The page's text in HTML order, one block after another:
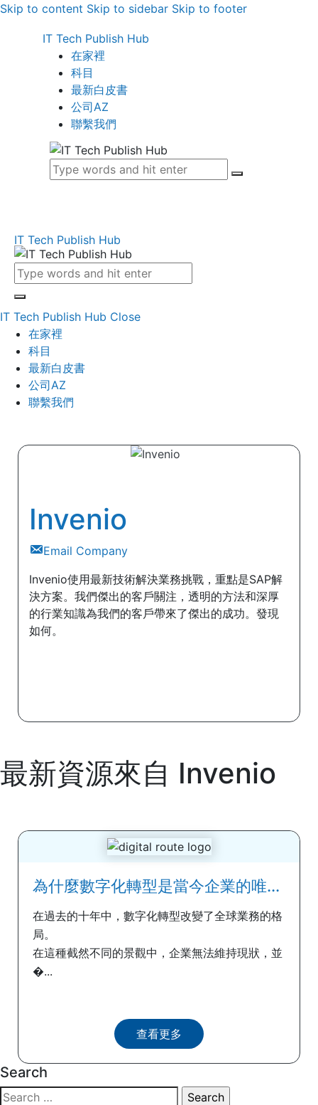
Skip to content Skip to sidebar Skip to footer
IT Tech Publish Hub
在家裡
科目
最新白皮書
公司AZ
聯繫我們
IT Tech Publish Hub
IT Tech Publish Hub Close
在家裡
科目
最新白皮書
公司AZ
聯繫我們
Invenio
Email Company
Invenio使用最新技術解決業務挑戰，重點是SAP解
決方案。我們傑出的客戶關注，透明的方法和深厚
的行業知識為我們的客戶帶來了傑出的成功。發現
如何。
最新資源來自 Invenio
為什麼數字化轉型是當今企業的唯...
在過去的十年中，數字化轉型改變了全球業務的格
局。
在這種截然不同的景觀中，企業無法維持現狀，並
�...
查看更多
Search
Search